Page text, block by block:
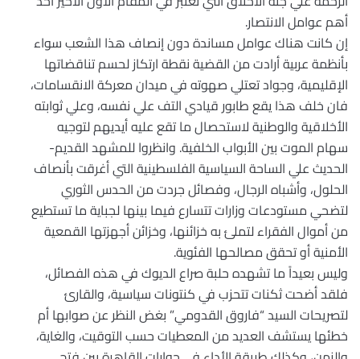
أهم عوامل الانتصار.
إن كانت هناك عوامل مساندة دون إنصاف هذا الشعب سواء
بأنظمة عربية أرادت من القضية نقطة ارتكاز لحسم تناقضاتها
الإقليمية، وجواد تعتلي صهوته في ميدان معركة الانقسامات،
فان خلف هذا يقع طابور قيادي التف علي نفسه، وعلي ثوابته
الأخلاقية والوطنية لاستحصال ما تقع عليه أيديهم لتوجيه
سهام الموت بين الأبواب الخلفية. وانظروا للمشهد القديم-
الحديث علي الساحة السياسية الفلسطينية التي أغرقت بأنصاف
الحلول، وأشباه الرجال، وفصائل جردت من الحدس الثوري
لتضحي مستودعات وزارات تتسارع فيما بينها لجباية ما تستطيع
من أموال الفقراء لتملئ به خزائنها، وخزائن أجهزتها القمعية
الأمنية أو تحقق مصالحها الفئوية.
وليس بعيداً ما تشهده حلبة صراع الديوك في هذه الفصائل،
فلقد أضحت ثكنات تتحزب في كنتونات سياسية، والقارئ
لتصريحات السيد “فاروق القدومي” بغض النظر عن صوابها أم
خطئها يستشف العديد من المعطيات حسب التوقيت، والغاية،